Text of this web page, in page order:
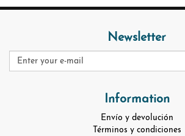
Newsletter
Information
Envío y devolución
Términos y condiciones